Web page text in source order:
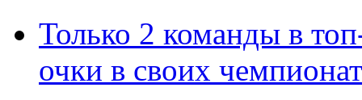
Только 2 команды в
очки в своих